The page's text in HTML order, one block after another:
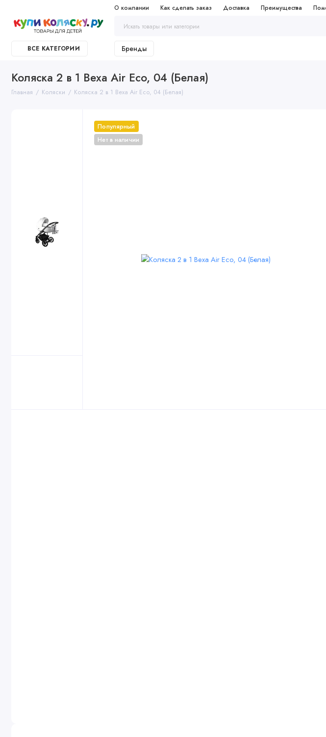
О компании Как сделать заказ Доставка Преимущества
ВСЕ КАТЕГОРИИ Бренды
Коляска 2 в 1 Bexa Air Eco, 04 (Белая)
Главная Коляски Коляска 2 в 1 Bexa Air Eco, 04 (Белая)
Популярный
Нет в наличии